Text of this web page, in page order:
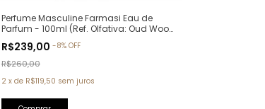
Perfume Masculine Farmasi Eau de
Parfum - 100ml (Ref. Olfativa: Oud Wood
R$239,00 -8% OFF
R$260,00
2 x de R$119,50 sem juros